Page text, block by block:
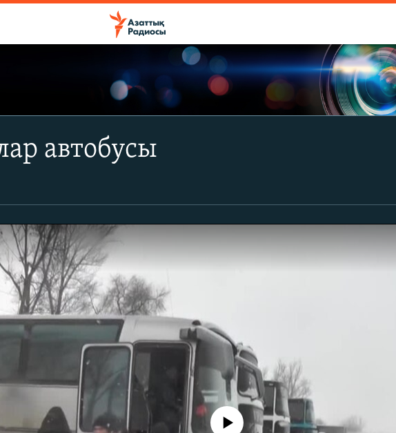
автобусы
No media source currently available